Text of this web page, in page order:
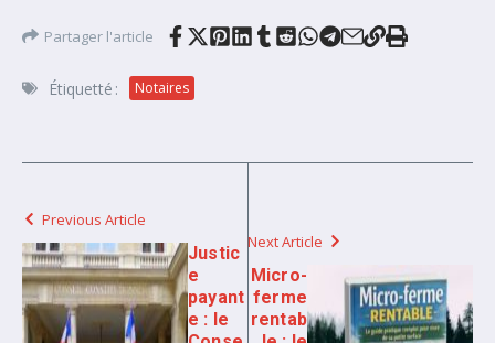
Partager l'article
Étiquetté : Notaires
Previous Article
Justic
e
payant
e : le
Next Article
Micro-
ferme
rentab